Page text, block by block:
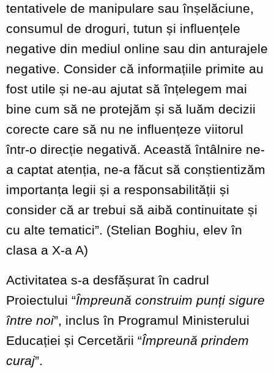
tentativele de manipulare sau înșelăciune,
consumul de droguri, tutun și influențele
negative din mediul online sau din anturajele
negative. Consider că informațiile primite au
fost utile și ne-au ajutat să înțelegem mai
bine cum să ne protejăm și să luăm decizii
corecte care să nu ne influențeze viitorul
într-o direcție negativă. Această întâlnire ne-
a captat atenția, ne-a făcut să conștientizăm
importanța legii și a responsabilității și
consider că ar trebui să aibă continuitate și
cu alte tematici”. (Stelian Boghiu, elev în
clasa a X-a A)
Activitatea s-a desfășurat în cadrul
Proiectului “Împreună construim punți sigure
între noi”, inclus în Programul Ministerului
Educației și Cercetării “Împreună prindem
curaj”.